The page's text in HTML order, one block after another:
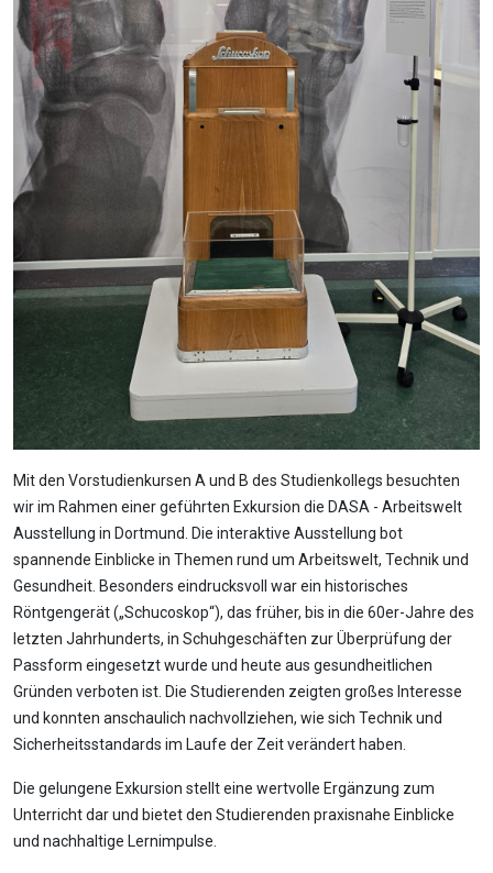
Mit den Vorstudienkursen A und B des Studienkollegs besuchten
wir im Rahmen einer geführten Exkursion die DASA - Arbeitswelt
Ausstellung in Dortmund. Die interaktive Ausstellung bot
spannende Einblicke in Themen rund um Arbeitswelt, Technik und
Gesundheit. Besonders eindrucksvoll war ein historisches
Röntgengerät („Schucoskop“), das früher, bis in die 60er-Jahre des
letzten Jahrhunderts, in Schuhgeschäften zur Überprüfung der
Passform eingesetzt wurde und heute aus gesundheitlichen
Gründen verboten ist. Die Studierenden zeigten großes Interesse
und konnten anschaulich nachvollziehen, wie sich Technik und
Sicherheitsstandards im Laufe der Zeit verändert haben.
Die gelungene Exkursion stellt eine wertvolle Ergänzung zum
Unterricht dar und bietet den Studierenden praxisnahe Einblicke
und nachhaltige Lernimpulse.